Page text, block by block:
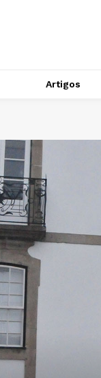
Artigos